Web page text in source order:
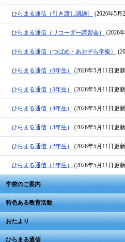
ひらまる通信（引き渡し訓練） (2026年5月
ひらまる通信（リコーダー講習会） (2026
ひらまる通信（つばめ・あおぞら学級）
ひらまる通信（6年生） (2026年5月11日更
ひらまる通信（5年生） (2026年5月11日更
ひらまる通信（4年生） (2026年5月11日更
ひらまる通信（3年生） (2026年5月11日更
ひらまる通信（2年生） (2026年5月11日更
ひらまる通信（1年生） (2026年5月11日更
学校のご案内
特色ある教育活動
おたより
ひらまる通信